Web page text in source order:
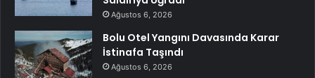
Ağustos 6, 2026
Bolu Otel Yangını Davasında Karar
İstinafa Taşındı
Ağustos 6, 2026